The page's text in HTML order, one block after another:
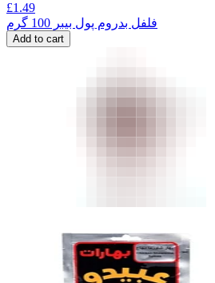
£1.49
فلفل بدروم پول بیبر 100 گرم
Add to cart